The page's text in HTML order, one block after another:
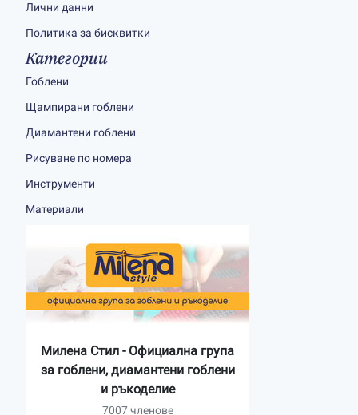
Лични данни
Политика за бисквитки
Категории
Гоблени
Щампирани гоблени
Диамантени гоблени
Рисуване по номера
Инструменти
Материали
Милена Стил - Официална група
за гоблени, диамантени гоблени
и ръкоделие
7007 членове